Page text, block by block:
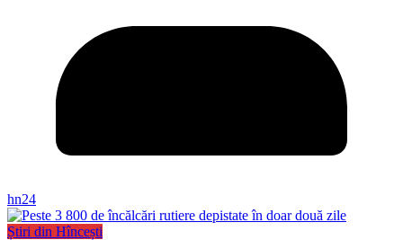
hn24
Știri din Hîncești